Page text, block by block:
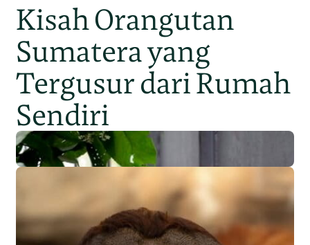
Kisah Orangutan
Sumatera yang
Tergusur dari Rumah
Sendiri